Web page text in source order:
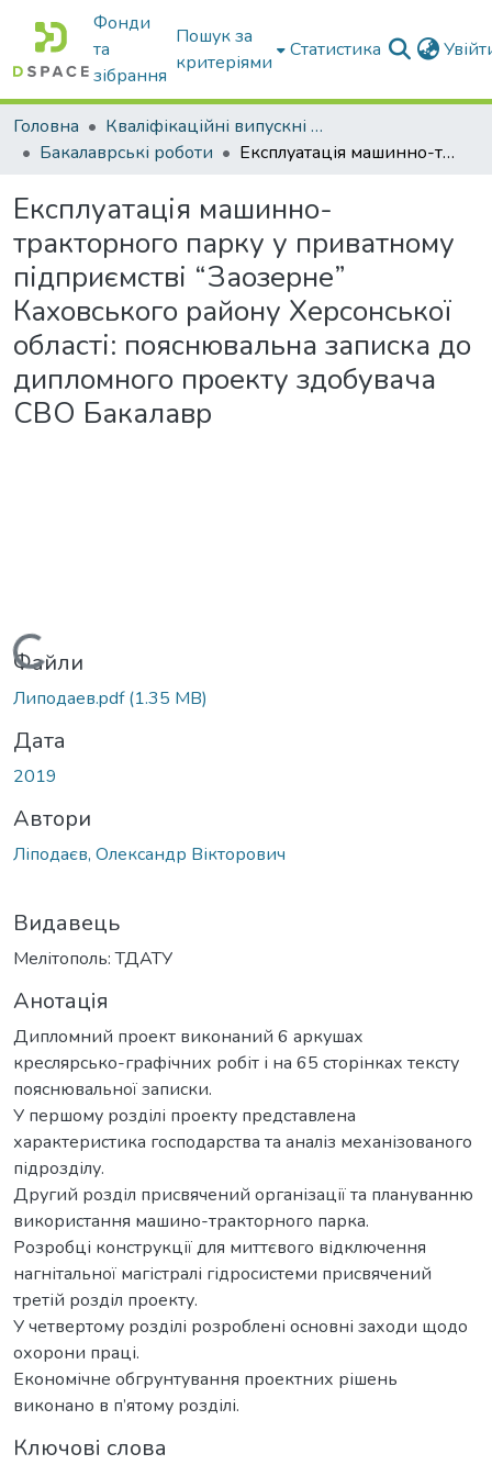
Фонди
та
зібрання
Пошук за
критеріями
Статистика
Головна
Кваліфікаційні випускні роботи бакалаврів і магістрів
Бакалаврські роботи
Експлуатація машинно-тракторного парку у приватному підприємстві “Заозерне” Каховського району Херсонської області: пояснювальна записка до дипломного проекту здобувача СВО Бакалавр
Експлуатація машинно-
тракторного парку у приватному
підприємстві “Заозерне”
Каховського району Херсонської
області: пояснювальна записка до
дипломного проекту здобувача
СВО Бакалавр
Вантажиться...
Файли
Липодаев.pdf(1.35 MB)
Дата
2019
Автори
Ліподаєв, Олександр Вікторович
Видавець
Мелітополь: ТДАТУ
Анотація
Дипломний проект виконаний 6 аркушах
креслярсько-графічних робіт і на 65 сторінках тексту
пояснювальної записки.
У першому розділі проекту представлена
характеристика господарства та аналіз механізованого
підрозділу.
Другий розділ присвячений організації та плануванню
використання машино-тракторного парка.
Розробці конструкції для миттєвого відключення
нагнітальної магістралі гідросистеми присвячений
третій розділ проекту.
У четвертому розділі розроблені основні заходи щодо
охорони праці.
Економічне обгрунтування проектних рішень
виконано в п’ятому розділі.
Ключові слова